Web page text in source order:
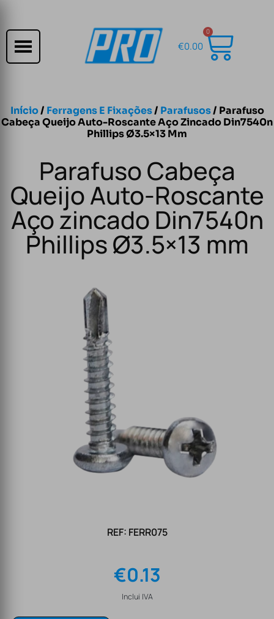
€0.00
0
Início/ Ferragens E Fixações/ Parafusos/ Parafuso
Cabeça Queijo Auto-Roscante Aço Zincado Din7540n
Phillips Ø3.5×13 Mm
Parafuso Cabeça
Queijo Auto-Roscante
Aço zincado Din7540n
Phillips Ø3.5×13 mm
REF: FERR075
€0.13
Inclui IVA